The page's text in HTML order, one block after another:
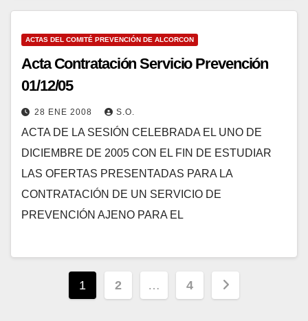
ACTAS DEL COMITÉ PREVENCIÓN DE ALCORCON
Acta Contratación Servicio Prevención
01/12/05
28 ENE 2008 S.O.
ACTA DE LA SESIÓN CELEBRADA EL UNO DE
DICIEMBRE DE 2005 CON EL FIN DE ESTUDIAR
LAS OFERTAS PRESENTADAS PARA LA
CONTRATACIÓN DE UN SERVICIO DE
PREVENCIÓN AJENO PARA EL
Paginación
1 2 … 4